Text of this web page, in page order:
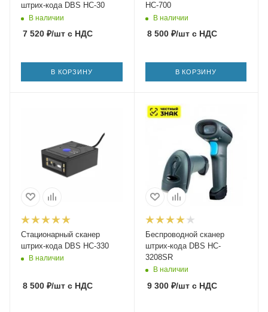
штрих-кода DBS HC-30
В наличии
7 520 ₽/шт с НДС
В КОРЗИНУ
HC-700
В наличии
8 500₽/штс НДС
В КОРЗИНУ
Стационарный сканер
штрих-кода DBS HC-330
В наличии
8 500 ₽/шт с НДС
Беспроводной сканер
штрих-кода DBS HC-
3208SR
В наличии
9 300₽/штс НДС